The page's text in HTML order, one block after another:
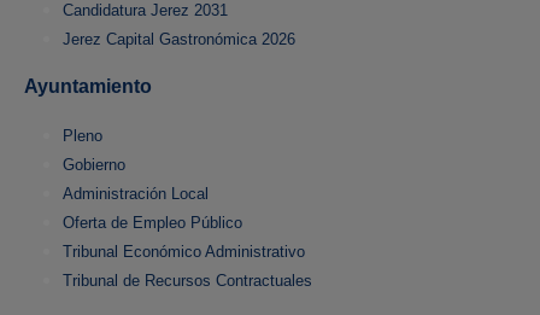
Candidatura Jerez 2031
Jerez Capital Gastronómica 2026
Ayuntamiento
Pleno
Gobierno
Administración Local
Oferta de Empleo Público
Tribunal Económico Administrativo
Tribunal de Recursos Contractuales